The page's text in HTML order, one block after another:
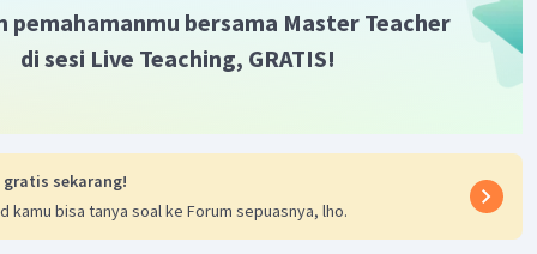
pemahamanmu bersama Master Teacher
di sesi Live Teaching, GRATIS!
gratis sekarang!
kamu bisa tanya soal ke Forum sepuasnya, lho.